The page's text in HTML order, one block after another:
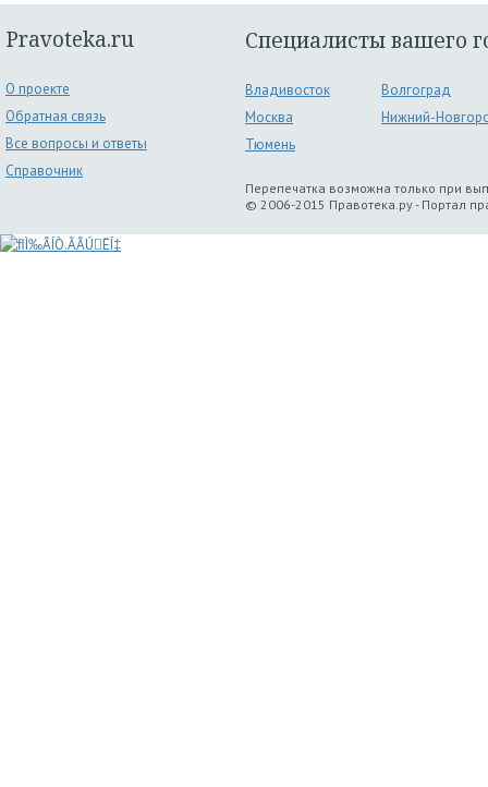
Pravoteka.ru
О проекте
Обратная связь
Все вопросы и ответы
Справочник
Специалисты вашего
Владивосток
Волгоград
Москва
Нижний-
Тюмень
Перепечатка возможна только при
© 2006-2015 Правотека.ру - Портал